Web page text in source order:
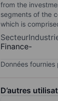
from the
segments of the
which is
Secteur
Finance-
Données fournies
D’autres